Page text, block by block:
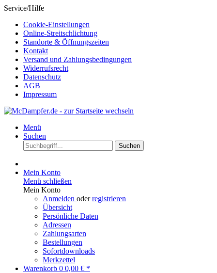
Service/Hilfe
Cookie-Einstellungen
Online-Streitschlichtung
Standorte & Öffnungszeiten
Kontakt
Versand und Zahlungsbedingungen
Widerrufsrecht
Datenschutz
AGB
Impressum
Menü
Suchen
Suchen
Mein Konto
Menü schließen
Mein Konto
Anmelden oderregistrieren
Übersicht
Persönliche Daten
Adressen
Zahlungsarten
Bestellungen
Sofortdownloads
Merkzettel
Warenkorb 0 0,00 € *